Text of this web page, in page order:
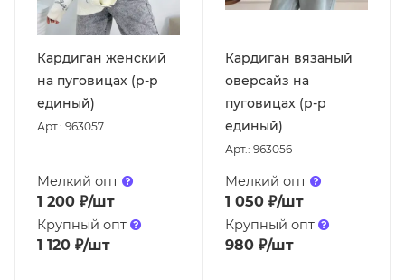
Кардиган женский
на пуговицах (р-р
единый)
Арт.: 963057
Мелкий опт
1 200 ₽/шт
Крупный опт
1 120 ₽/шт
Кардиган вязаный
оверсайз на
пуговицах (р-р
единый)
Арт.: 963056
Мелкий опт
1 050₽/шт
Крупный опт
980₽/шт